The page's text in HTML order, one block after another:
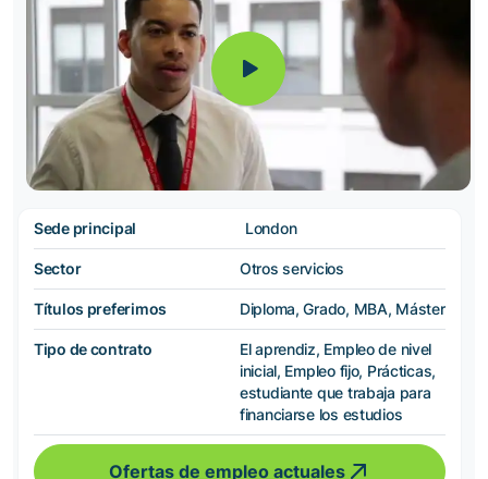
Sede principal London
Sector Otros servicios
Títulos preferimos Diploma, Grado, MBA, Máster
Tipo de contrato
El aprendiz, Empleo de nivel
inicial, Empleo fijo, Prácticas,
estudiante que trabaja para
financiarse los estudios
Ofertas de empleo actuales